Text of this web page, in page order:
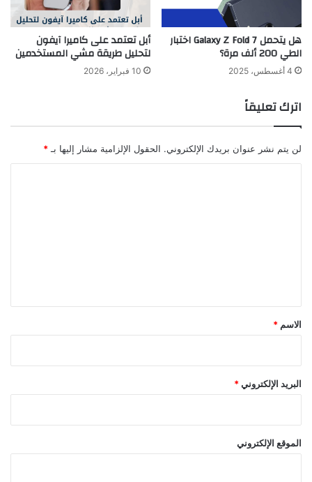
هل يتحمل Galaxy Z Fold 7 اختبار
الطي 200 ألف مرة؟
4 أغسطس، 2025
أبل تعتمد على كاميرا آيفون
لتحليل طريقة مشي المستخدمين
10 فبراير، 2026
اترك تعليقاً
لن يتم نشر عنوان بريدك الإلكتروني. الحقول الإلزامية مشار إليها بـ *
*
الاسم *
البريد الإلكتروني *
الموقع الإلكتروني